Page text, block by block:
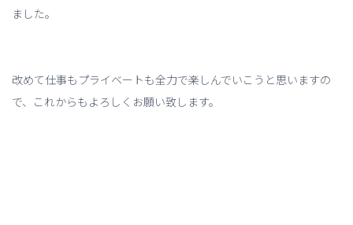
ました。
改めて仕事もプライベートも全力で楽しんでいこうと思いますの
で、これからもよろしくお願い致します。